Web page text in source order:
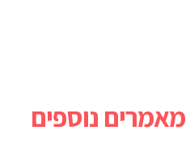
מאמרים נוספים